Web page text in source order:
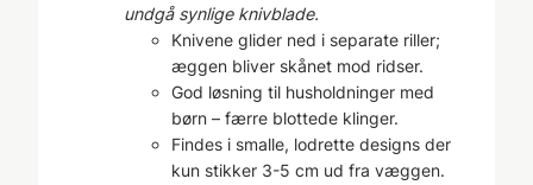
undgå synlige knivblade.
Knivene glider ned i separate riller;
æggen bliver skånet mod ridser.
God løsning til husholdninger med
børn – færre blottede klinger.
Findes i smalle, lodrette designs der
kun stikker 3-5 cm ud fra væggen.